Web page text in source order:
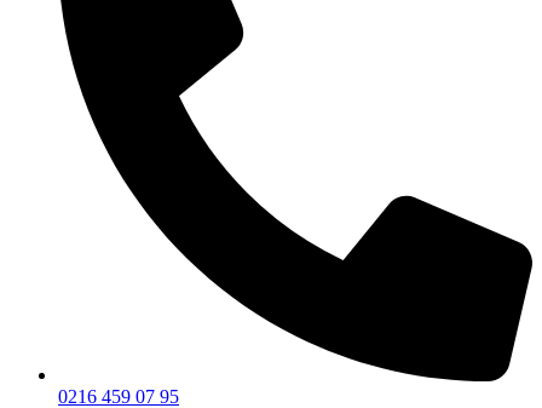
0216 459 07 95